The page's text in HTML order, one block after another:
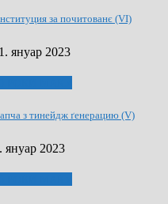
за почитованє (VI)
януар 2023
з тинейдж ґенерацию (V)
януар 2023